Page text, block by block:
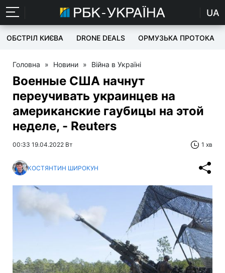
UA
ОБСТРІЛ КИЄВА DRONE DEALS ОРМУЗЬКА ПРОТОКА
Головна » Новини » Війна в Україні
Военные США начнут
переучивать украинцев на
американские гаубицы на этой
неделе, - Reuters
00:33 19.04.2022 Вт 1 хв
КОСТЯНТИН ШИРОКУН